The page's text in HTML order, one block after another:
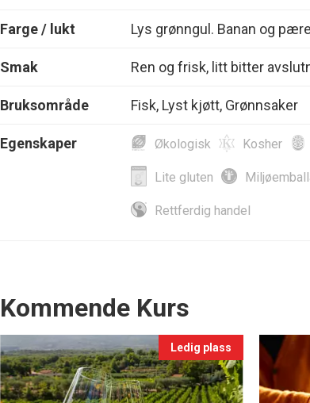
Farge / lukt Lys grønngul. Banan og
Smak Ren og frisk, litt bitter
Bruksområde Fisk, Lyst kjøtt, Grønnsaker
Egenskaper Økologisk Kosher
Lite gluten
Rettferdig handel
Events
Kommende Kurs
Ledig plass